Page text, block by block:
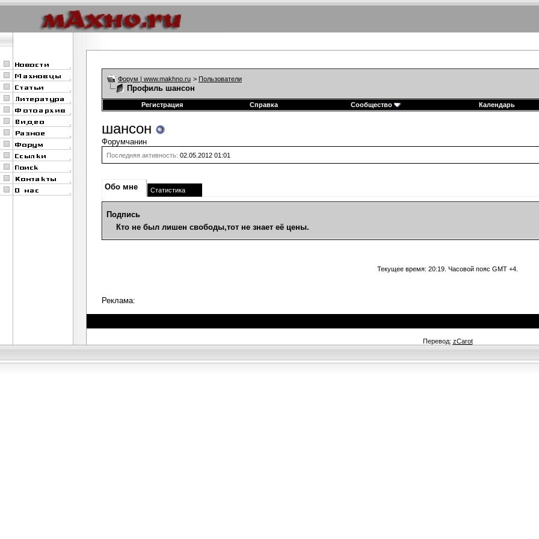
Форум | www.makhno.ru > Пользователи
Профиль шансон
Регистрация
Справка Сообщество Календарь
шансон
Форумчанин
Последняя активность: 02.05.2012 01:01
Обо мне Статистика
Подпись
Кто не был лишен свободы,тот не знает её цены.
Текущее время: 20:19 . Часовой пояс GMT +4.
Реклама:
Перевод: zCarot